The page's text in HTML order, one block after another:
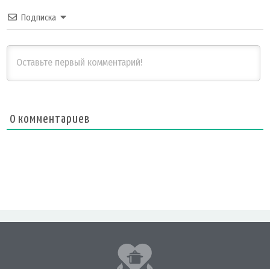
Подписка
0 комментариев